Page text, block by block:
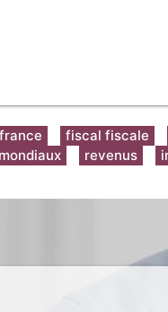
fiscal fiscale
revenus
mondiaux